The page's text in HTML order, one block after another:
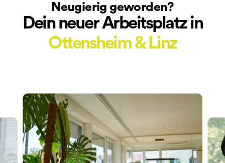
Neugierig geworden?
Dein neuer Arbeitsplatz in
Ottensheim& Linz